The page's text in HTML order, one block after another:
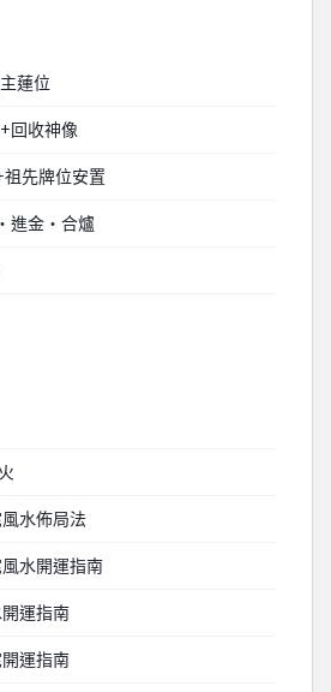
蓮位
回收神像
先牌位安置
進金‧合爐
水佈局法
水開運指南
運指南
運指南